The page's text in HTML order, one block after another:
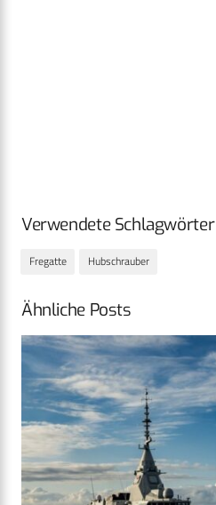
Verwendete Schlagwörter
Fregatte Hubschrauber
Ähnliche Posts